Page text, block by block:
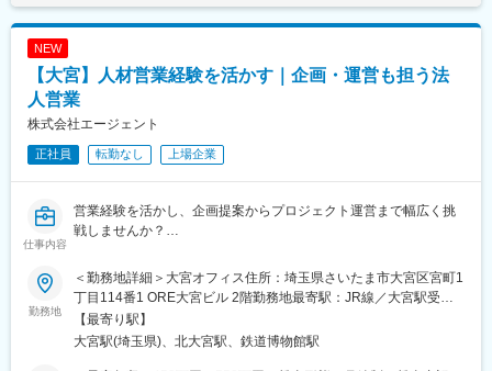
スです。
店舗数は急速に拡大しており、2024年には静岡を中心に6店舗だ
海・関西で28店舗を展開し、今後3年で100店舗の展開を目指して
います。
さらなる出店を見据え、将来的に複数店舗の店長を担っていただ
ける方を募集します。
■仕事内容：
アドバイザー業務を習得いただいた上で、早期に店長業務をお任
せします。
フォロー、店頭集客 など
◎店長業務
・店舗運営(売上・KPI管理、シフト管理など店舗全体のマネジメ
て上下する可能性があります。月給(月額)は固定手当を含めた表記
です。
NEW
【大宮】人材営業経験を活かす｜企画・運営も担う法
人営業
株式会社エージェント
正社員 転勤なし 上場企業
仕事内容
営業経験を活かし、企画提案からプロジェクト運営まで幅広く挑
戦しませんか？
当社は2020年にTOKYO PRO Marketへ上場し、現在は「第3創業
期」として成長を加速しています。
デジタルシフトソリューション事業部では、通信・DX領域を中心
に事業を展開しており、
通信業界で20年以上の実績を持ち、NTTドコモ・KDDI・ソフトバ
勤務地
＜勤務地詳細＞大宮オフィス住所：埼玉県さいたま市大宮区宮町1
丁目114番1 ORE大宮ビル 2階勤務地最寄駅：JR線／大宮駅受動
喫煙対策：屋内全面禁煙変更の範囲：会社の定める事業所
【最寄り駅】
大宮駅(埼玉県)、北大宮駅、鉄道博物館駅